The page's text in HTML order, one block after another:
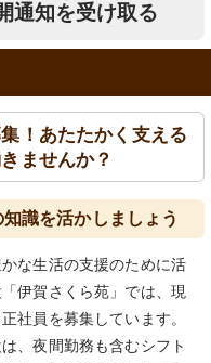
通知を受け取る
！あたたかく支える
ませんか？
識を活かしましょう
な生活の支援のために活
伊賀さくら苑」では、現
社員を募集しています。
、夜間勤務も含むシフト